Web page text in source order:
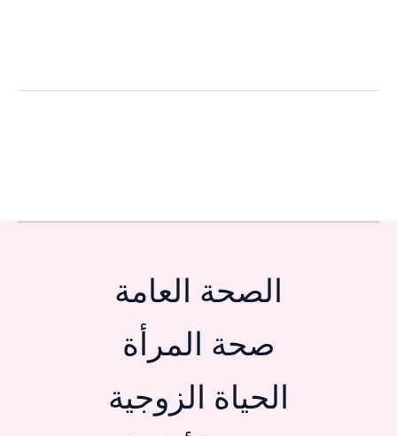
الصحة العامة
صحة المرأة
الحياة الزوجية